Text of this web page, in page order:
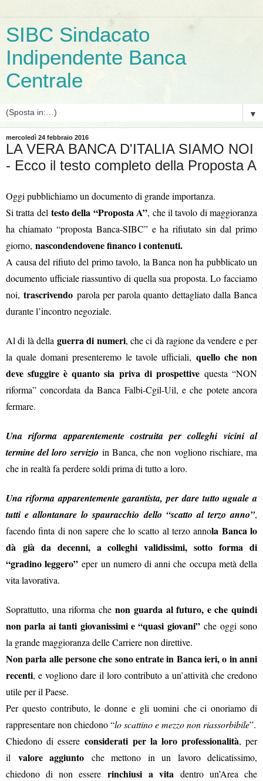
SIBC Sindacato
Indipendente Banca
Centrale
▼
mercoledì 24 febbraio 2016
LA VERA BANCA D'ITALIA SIAMO NOI
- Ecco il testo completo della Proposta A
Oggi pubblichiamo un documento di grande importanza.
Si tratta deltesto della “Proposta A”, che il tavolo di maggioranza
ha chiamato “proposta Banca-SIBC” e ha rifiutato sin dal primo
giorno, nascondendovene financo i contenuti.
A causa del rifiuto del primo tavolo, la Banca non ha pubblicato un
documento ufficiale riassuntivo di quella sua proposta. Lo facciamo
noi,trascrivendo parola per parola quanto dettagliato dalla Banca
durante l’incontro negoziale.
Al di là dellaguerra di numeri, che ci dà ragione da vendere e per
la quale domani presenteremo le tavole ufficiali,quello che non
deve sfuggire è quanto sia priva di prospettivequesta “NON
riforma” concordata da Banca Falbi-Cgil-Uil, e che potete ancora
fermare.
Una riforma apparentemente costruita per colleghi vicini al
termine del loro servizio in Banca, che non vogliono rischiare, ma
che in realtà fa perdere soldi prima di tutto a loro.
Una riforma apparentemente garantista, per dare tutto uguale a
tutti e allontanare lo spauracchio dello “scatto al terzo anno”,
facendo finta di non sapere che lo scatto al terzo annola Banca lo
dà già da decenni, a colleghi validissimi, sotto forma di
“gradino leggero” eper un numero di anni che occupa metà della
vita lavorativa.
Soprattutto, una riforma chenon guarda al futuro, e che quindi
non parla ai tanti giovanissimi e “quasi giovani”che oggi sono
la grande maggioranza delle Carriere non direttive.
Non parla alle persone che sono entrate in Banca ieri, o in anni
recenti, e vogliono dare il loro contributo a un’attività che credono
utile per il Paese.
Per questo contributo, le donne e gli uomini che ci onoriamo di
rappresentare non chiedono “lo scattino e mezzo non riassorbibile”.
Chiedono di essereconsiderati per la loro professionalità, per
il valore aggiunto che mettono in un lavoro delicatissimo,
chiedono di non essere rinchiusi a vita dentro un’Area che